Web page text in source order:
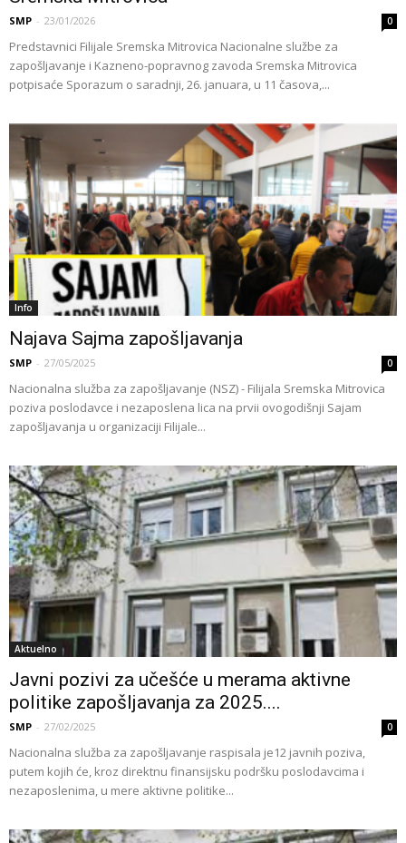
SMP - 23/01/2026 0
Predstavnici Filijale Sremska Mitrovica Nacionalne službe za
zapošljavanje i Kazneno-popravnog zavoda Sremska Mitrovica
potpisaće Sporazum o saradnji, 26. januara, u 11 časova,...
Info
Najava Sajma zapošljavanja
SMP - 27/05/2025 0
Nacionalna služba za zapošljavanje (NSZ) - Filijala Sremska Mitrovica
poziva poslodavce i nezaposlena lica na prvii ovogodišnji Sajam
zapošljavanja u organizaciji Filijale...
Aktuelno
Javni pozivi za učešće u merama aktivne
politike zapošljavanja za 2025....
SMP - 27/02/2025 0
Nacionalna služba za zapošljavanje raspisala je12 javnih poziva,
putem kojih će, kroz direktnu finansijsku podršku poslodavcima i
nezaposlenima, u mere aktivne politike...